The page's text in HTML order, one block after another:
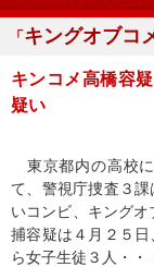
「キングオブコ
キンコメ高橋容
疑い
東京都内の高校
て、警視庁捜査３
いコンビ、キング
捕容疑は４月２５
ら女子生徒３人・・